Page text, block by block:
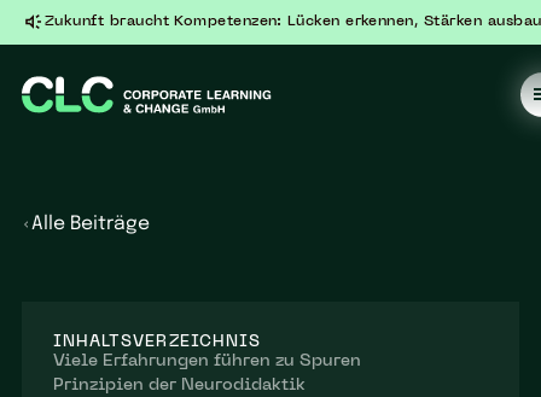
Zukunft braucht Kompetenzen: Lücken erkennen, Stärken
Alle Beiträge
INHALTSVERZEICHNIS
Viele Erfahrungen führen zu Spuren
Prinzipien der Neurodidaktik